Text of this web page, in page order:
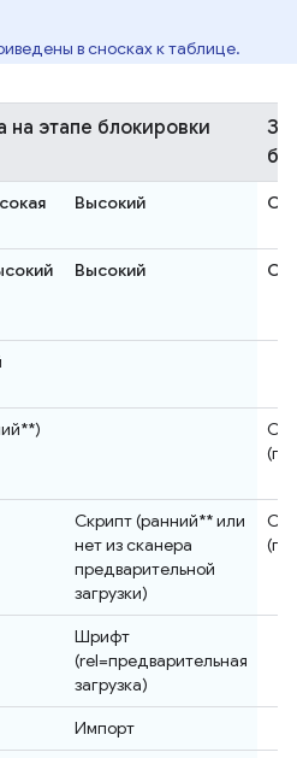
в сносках к таблице.
на этапе блокировки
Высокий
Высокий
CSS
Скрипт (ранний** или
нет из сканера
предварительной
загрузки)
Шрифт
(rel=предварительная
загрузка)
Импорт